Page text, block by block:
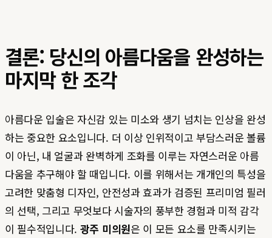
결론: 당신의 아름다움을 완성하는
마지막 한 조각
아름다운 입술은 자신감 있는 미소와 생기 넘치는 인상을 완성
하는 중요한 요소입니다. 더 이상 인위적이고 부담스러운 볼륨
이 아닌, 내 얼굴과 완벽하게 조화를 이루는 자연스러운 아름
다움을 추구해야 할 때입니다. 이를 위해서는 개개인의 특성을
고려한 맞춤형 디자인, 안전성과 효과가 검증된 프리미엄 필러
의 선택, 그리고 무엇보다 시술자의 풍부한 경험과 미적 감각
이 필수적입니다. 광주 미의원은 이 모든 요소를 만족시키는